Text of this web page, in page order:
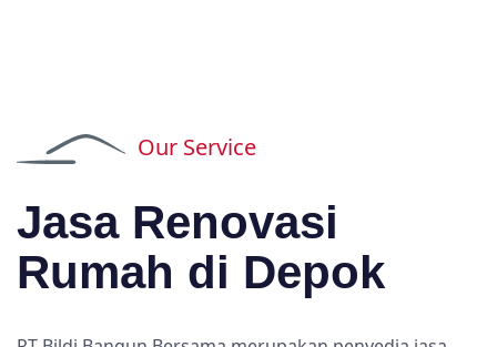
Our Service
Jasa Renovasi
Rumah di Depok